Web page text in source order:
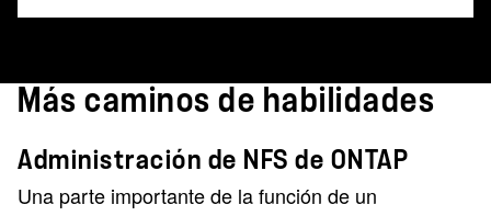
Más caminos de habilidades
Administración de NFS de ONTAP
Una parte importante de la función de un